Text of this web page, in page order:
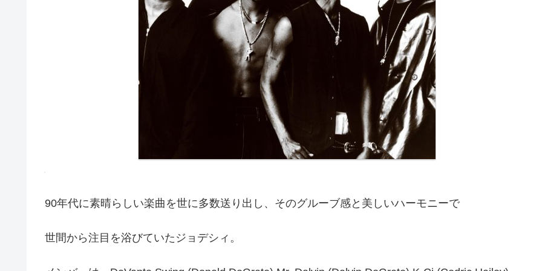
90年代に素晴らしい楽曲を世に多数送り出し、そのグルーブ感と美しいハーモニーで
世間から注目を浴びていたジョデシィ。